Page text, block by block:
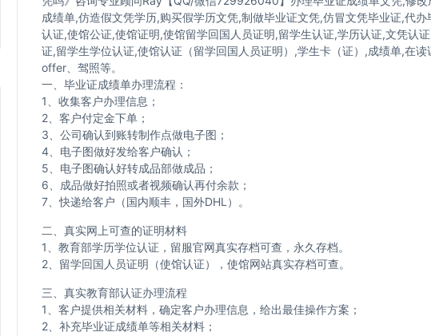
成绩单,仿造假文凭学历,购买假学历文凭,制做毕业证文凭,仿冒文凭毕业证,代
认证,使馆公证,使馆证明,使馆留学回国人员证明,留学生认证,学历认证,文凭认
证,留学生学位认证,使馆认证（留学回国人员证明）,学生卡（证）,成绩单,在
offer、驾照等。
一、毕业证成绩单办理流程：
1、收集客户办理信息；
2、客户付定金下单；
3、公司确认到账转制作点做电子图；
4、电子图做好发给客户确认；
5、电子图确认好转成品部做成品；
6、成品做好拍照或者视频确认再付余款；
7、快递给客户（国内顺丰，国外DHL）。
二、真实网上可查的证明材料
1、教育部学历学位认证，留服官网真实存档可查，永久存档。
2、留学回国人员证明（使馆认证），使馆网站真实存档可查。
三、真实教育部认证办理流程
1、客户提供相关材料，确定客户办理信息，给出最佳操作方案；
2、补充毕业证成绩单等相关材料；